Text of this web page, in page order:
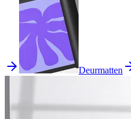
Deurmatten